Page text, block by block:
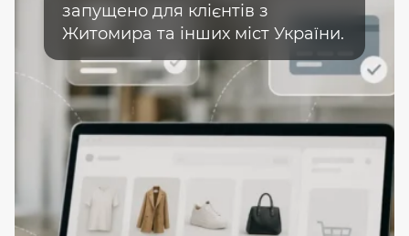
запущено для клієнтів з
Житомира та інших міст України.